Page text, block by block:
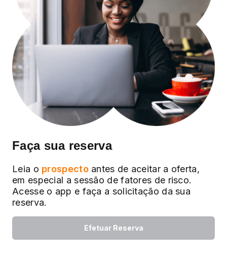
Faça sua reserva
Leia o prospecto antes de aceitar a oferta,
em especial a sessão de fatores de risco.
Acesse o app e faça a solicitação da sua
reserva.
Efetuar Reserva